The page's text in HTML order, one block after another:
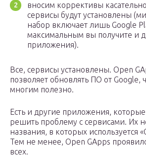
вносим коррективы
сервисы будут установлены
набор включает лишь Google
максимальным вы получите и
приложения).
Все, сервисы установлены. Open
позволяет обновлять ПО от Google,
многим полезно.
Есть и другие приложения,
решить проблему с сервисами. Их
названия, в которых используется
Тем не менее, Open GApps
всех.